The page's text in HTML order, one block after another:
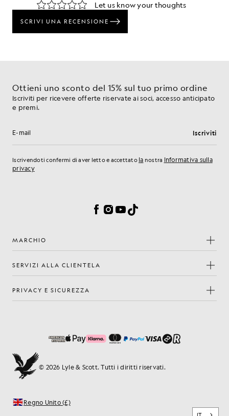
Ottieni uno sconto del 15% sul tuo primo ordine
Iscriviti per ricevere offerte riservate ai soci, accesso anticipato
e premi.
Indirizzo e-mail Iscriviti
Iscrivendoti confermi di aver letto e accettato la nostra Informativa sulla
privacy
Facebook
Instagram
YouTube
TikTok
MARCHIO
SERVIZI ALLA CLIENTELA
PRIVACY E SICUREZZA
© 2026 Lyle & Scott. Tutti i diritti riservati.
Regno Unito (£)